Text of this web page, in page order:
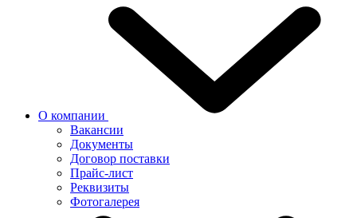
О компании
Вакансии
Документы
Договор поставки
Прайс-лист
Реквизиты
Фотогалерея